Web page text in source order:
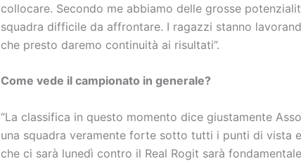
collocare. Secondo me abbiamo delle grosse
squadra difficile da affrontare. I ragazzi stanno
che presto daremo continuità ai risultati”.
Come vede il campionato in generale?
“La classifica in questo momento dice giustamente
una squadra veramente forte sotto tutti i punti di vista
che ci sarà lunedì contro il Real Rogit sarà